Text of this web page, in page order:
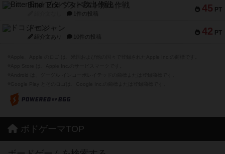
45 PT
Bitter End ブタペスト救出作戦
1件の投稿
42 PT
ドコジャン
紹介文あり 10件の投稿
ボドゲーマTOP